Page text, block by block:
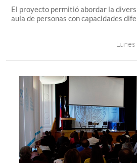
El proyecto permitió abordar la
aula de personas con capacidades